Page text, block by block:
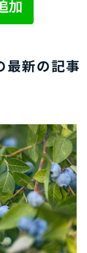
最新の記事